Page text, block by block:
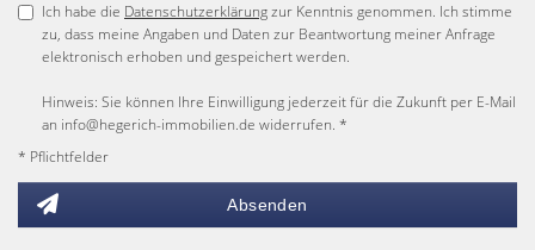
Ich habe die Datenschutzerklärungzur Kenntnis genommen. Ich stimme
zu, dass meine Angaben und Daten zur Beantwortung meiner Anfrage
elektronisch erhoben und gespeichert werden.
Hinweis: Sie können Ihre Einwilligung jederzeit für die Zukunft per E-Mail
an info@hegerich-immobilien.de widerrufen. *
* Pflichtfelder
Absenden